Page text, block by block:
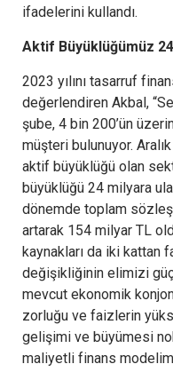
ifadelerini kullandı.
Aktif Büyüklüğümüz
2023 yılını tasarruf
değerlendiren Akbal,
şube, 4 bin 200’ün
müşteri bulunuyor.
aktif büyüklüğü olan
büyüklüğü 24 milyara
dönemde toplam
artarak 154 milyar TL
kaynakları da iki kattan
değişikliğinin elimizi
mevcut ekonomik
zorluğu ve faizlerin
gelişimi ve büyümesi
maliyetli finans